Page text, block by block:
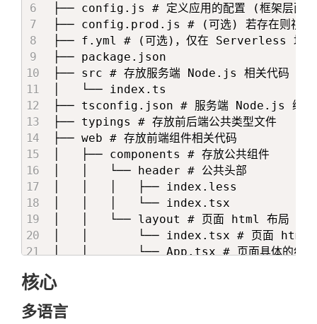
├── config.js # 定义应用的配置 (框架层面使
├── config.prod.js # (可选) 若存在则视为生
├── f.yml # (可选)，仅在 Serverless 场景
├── package.json
├── src # 存放服务端 Node.js 相关代码
│   └── index.ts
├── tsconfig.json # 服务端 Node.js 编译
├── typings # 存放前后端公共类型文件
├── web # 存放前端组件相关代码
│   ├── components # 存放公共组件
│   │   └── header # 公共头部
│   │   │   ├── index.less
│   │   │   └── index.tsx
│   │   └── layout # 页面 html 布局
│   │       └── index.tsx # 页面 html 布局
│   │       └── App.tsx # 页面具体的组件内
│   ├── pages # pages 目录下的文件夹会映射
│   │   ├── index # index文件夹映射为
│   │   │   ├── fetch.ts # 定义 fetch 文件用来
核心
多语言